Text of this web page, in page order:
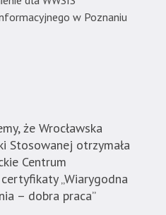
w Poznaniu
że Wrocławska
Stosowanej otrzymała
Centrum
„Wiarygodna
– dobra praca”